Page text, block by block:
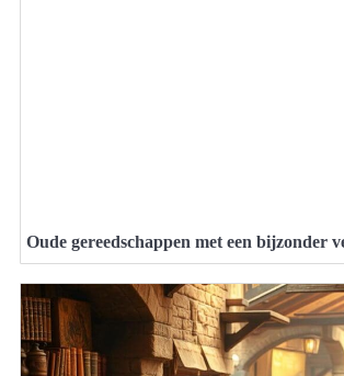
Oude gereedschappen met een bijzonder